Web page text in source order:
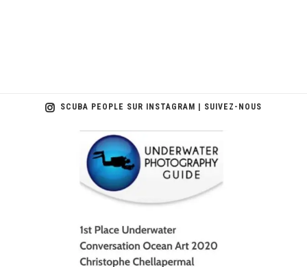
SCUBA PEOPLE SUR INSTAGRAM | SUIVEZ-NOUS
scuba_people_magazine